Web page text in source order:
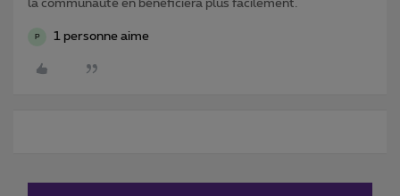
la communauté en bénéficiera plus facilement.
P 1 personne aime